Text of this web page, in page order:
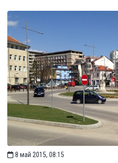
8 май 2015, 08:15